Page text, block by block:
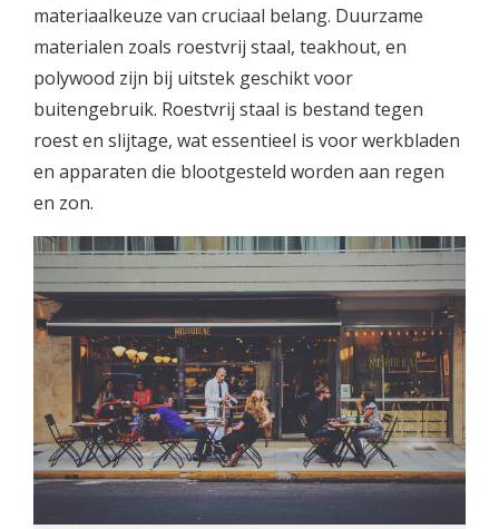
materiaalkeuze van cruciaal belang. Duurzame
materialen zoals roestvrij staal, teakhout, en
polywood zijn bij uitstek geschikt voor
buitengebruik. Roestvrij staal is bestand tegen
roest en slijtage, wat essentieel is voor werkbladen
en apparaten die blootgesteld worden aan regen
en zon.